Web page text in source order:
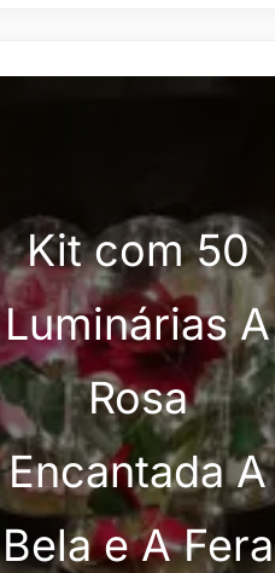
Kit com 50
Luminárias A
Rosa
Encantada A
Bela e A Fera